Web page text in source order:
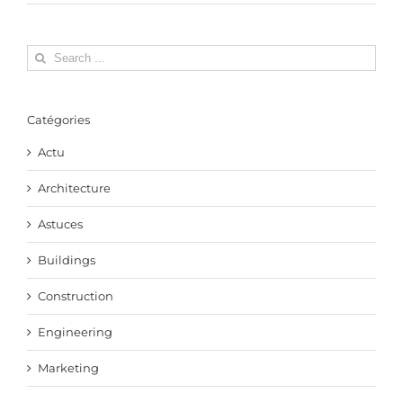
Search
for:
Catégories
Actu
Architecture
Astuces
Buildings
Construction
Engineering
Marketing